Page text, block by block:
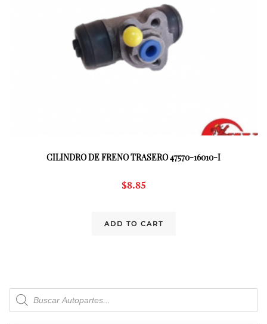
CILINDRO DE FRENO TRASERO 47570-16010-I
$8.85
ADD TO CART
Products
search